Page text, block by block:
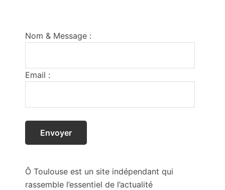
Nom & Message :
Email :
Ô Toulouse est un site indépendant qui
rassemble l’essentiel de l’actualité